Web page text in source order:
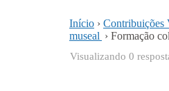
Início › Contribuições
museal › Formação
Visualizando 0